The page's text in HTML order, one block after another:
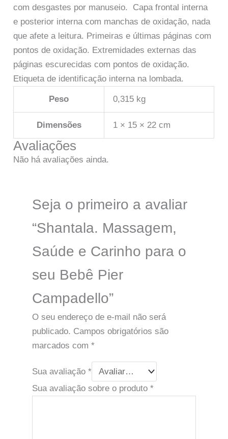
com desgastes por manuseio. Capa frontal interna
e posterior interna com manchas de oxidação, nada
que afete a leitura. Primeiras e últimas páginas com
pontos de oxidação. Extremidades externas das
páginas escurecidas com pontos de oxidação.
Etiqueta de identificação interna na lombada.
Peso 0,315 kg
Dimensões 1 × 15 × 22 cm
Avaliações
Não há avaliações ainda.
Seja o primeiro a avaliar
“Shantala. Massagem,
Saúde e Carinho para o
seu Bebê Pier
Campadello”
O seu endereço de e-mail não será
publicado. Campos obrigatórios são
marcados com *
Sua avaliação *
Sua avaliação sobre o produto *